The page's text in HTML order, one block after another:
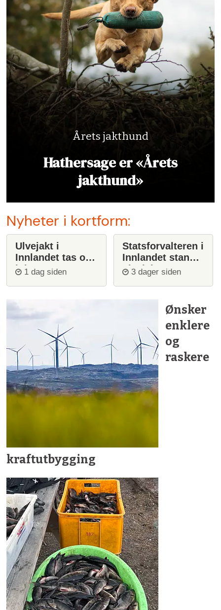
Årets jakthund
Hathersage er «Årets
jakthund»
Nyheter i kortform:
Ulvejakt i
Innlandet tas opp
igjen
1 dag siden
Statsforvalteren i
Innlandet stanser
ulvejakt
3 dager siden
Ønsker
enklere
og
raskere
kraftutbygging